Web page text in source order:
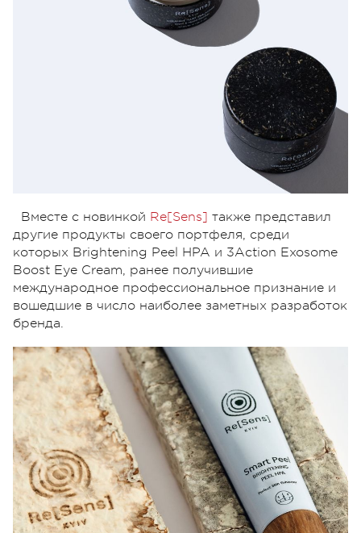
Вместе с новинкой Re[Sens] также представил
другие продукты своего портфеля, среди
которых Brightening Peel HPA и 3Action Exosome
Boost Eye Cream, ранее получившие
международное профессиональное признание и
вошедшие в число наиболее заметных разработок
бренда.